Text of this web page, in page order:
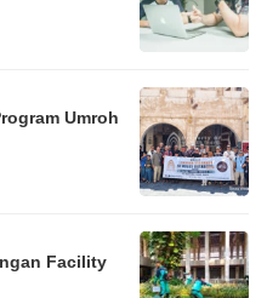
Umroh
Facility